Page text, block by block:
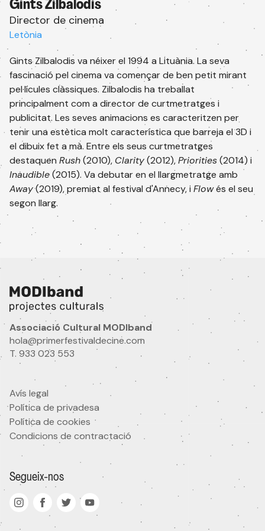
Gints Zilbalodis
Director de cinema
Letònia
Gints Zilbalodis va néixer el 1994 a Lituània. La seva
fascinació pel cinema va començar de ben petit mirant
pel·lícules clàssiques. Zilbalodis ha treballat
principalment com a director de curtmetratges i
publicitat. Les seves animacions es caracteritzen per
tenir una estètica molt característica que barreja el 3D i
el dibuix fet a mà. Entre els seus curtmetratges
destaquen Rush(2010), Clarity(2012),Priorities(2014) i
Inaudible(2015). Va debutar en el llargmetratge amb
Away(2019), premiat al festival d'Annecy, i Flowés el seu
segon llarg.
Associació Cultural MODIband
hola@primerfestivaldecine.com
T. 933 023 553
Avís legal
Política de privadesa
Política de cookies
Condicions de contractació
Segueix-nos
Subscriu-te al newsletter
Rep tota la informació de les nostres
activitats.
Idioma
Si
Àrea d'interès
He llegit i accepto
la política de privacitat
Acepto rebre comunicacions comercials
Subscriure'm